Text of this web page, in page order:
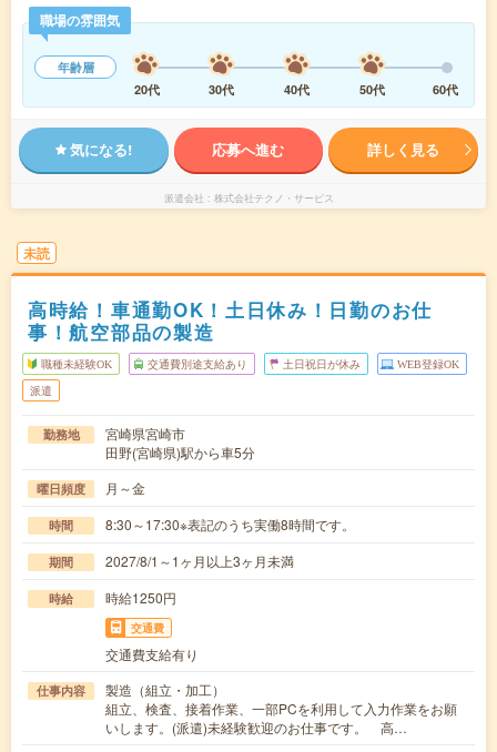
職場の雰囲気
年齢層
20代
30代 40代 50代 60代
気になる! 応募へ進む 詳しく見る
派遣会社 株式会社テクノ・サービス
未読
高時給！車通勤OK！土日休み！日勤のお仕
事！航空部品の製造
職種未経験OK 交通費別途支給あり 土日祝日が休み WEB登録OK
派遣
勤務地
宮崎県宮崎市
田野(宮崎県)駅から車5分
曜日頻度 月～金
時間 8:30～17:30※表記のうち実働8時間です。
期間 2027/8/1～1ヶ月以上3ヶ月未満
時給 時給1250円
交通費
交通費支給有り
仕事内容
製造（組立・加工）
組立、検査、接着作業、一部PCを利用して入力作業をお願
いします。(派遣)未経験歓迎のお仕事です。 高…